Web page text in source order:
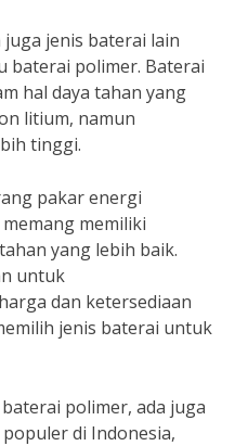
jenis baterai lain
baterai polimer. Baterai
hal daya tahan yang
litium, namun
tinggi.
pakar energi
memiliki
yang lebih baik.
untuk
dan ketersediaan
jenis baterai untuk
polimer, ada juga
di Indonesia,